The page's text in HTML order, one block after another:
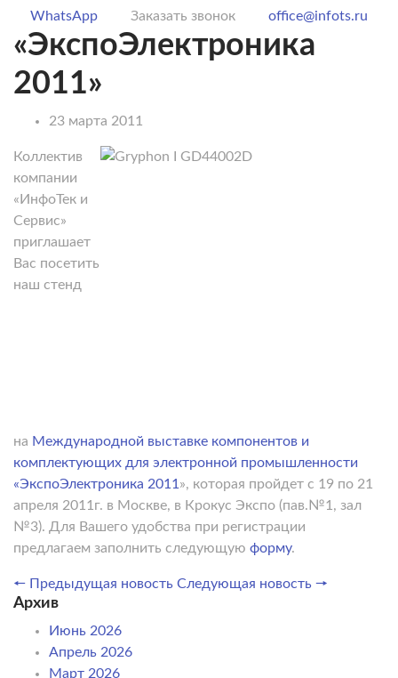
WhatsApp Заказать звонок office@infots.ru
«ЭкспоЭлектроника
2011»
23 марта 2011
Коллектив
компании
«ИнфоТек и
Сервис»
приглашает
Вас посетить
наш стенд
на Международной выставке компонентов и
комплектующих для электронной промышленности
«ЭкспоЭлектроника 2011 », которая пройдет с 19 по 21
апреля 2011г. в Москве, в Крокус Экспо (пав.№1, зал
№3). Для Вашего удобства при регистрации
предлагаем заполнить следующую форму.
🠔 Предыдущая новость Следующая новость 🠖
Архив
Июнь 2026
Апрель 2026
Март 2026